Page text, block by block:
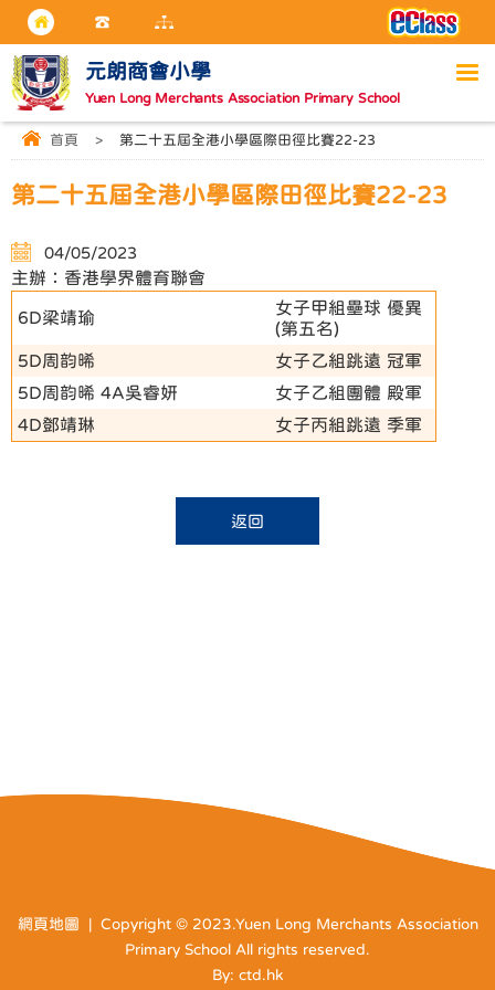
元朗商會小學
Yuen Long Merchants Association Primary School
首頁 > 第二十五屆全港小學區際田徑比賽22-23
第二十五屆全港小學區際田徑比賽22-23
04/05/2023
主辦：香港學界體育聯會
6D梁靖瑜
女子甲組壘球 優異
(第五名)
5D周韵晞
女子乙組跳遠 冠軍
5D周韵晞 4A吳睿妍
女子乙組團體 殿軍
4D鄧靖琳
女子丙組跳遠 季軍
返回
網頁地圖 | Copyright © 2023.Yuen Long Merchants Association
Primary School All rights reserved.
By: ctd.hk